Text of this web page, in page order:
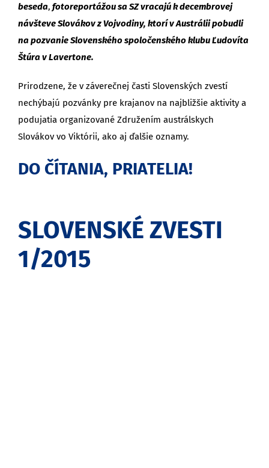
beseda, fotoreportážou sa SZ vracajú k decembrovej
návšteve Slovákov z Vojvodiny, ktorí v Austrálii pobudli
na pozvanie Slovenského spoločenského klubu Ľudovíta
Štúra v Lavertone.
Prirodzene, že v záverečnej časti Slovenských zvestí
nechýbajú pozvánky pre krajanov na najbližšie aktivity a
podujatia organizované Združením austrálskych
Slovákov vo Viktórii, ako aj ďalšie oznamy.
DO ČÍTANIA, PRIATELIA!
SLOVENSKÉ ZVESTI
1/2015